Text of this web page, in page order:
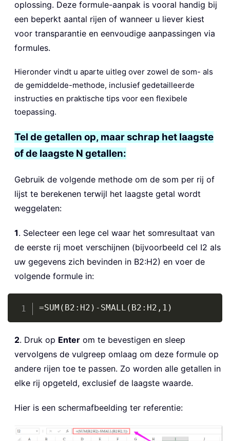
oplossing. Deze formule-aanpak is vooral handig bij
een beperkt aantal rijen of wanneer u liever kiest
voor transparantie en eenvoudige aanpassingen via
formules.
Hieronder vindt u aparte uitleg over zowel de som- als
de gemiddelde-methode, inclusief gedetailleerde
instructies en praktische tips voor een flexibele
toepassing.
Tel de getallen op, maar schrap het laagste
of de laagste N getallen:
Gebruik de volgende methode om de som per rij of
lijst te berekenen terwijl het laagste getal wordt
weggelaten:
1. Selecteer een lege cel waar het somresultaat van
de eerste rij moet verschijnen (bijvoorbeeld cel I2 als
uw gegevens zich bevinden in B2:H2) en voer de
volgende formule in:
=SUM(B2:H2)-SMALL(B2:H2,1)
2. Druk op Enter om te bevestigen en sleep
vervolgens de vulgreep omlaag om deze formule op
andere rijen toe te passen. Zo worden alle getallen in
elke rij opgeteld, exclusief de laagste waarde.
Hier is een schermafbeelding ter referentie: